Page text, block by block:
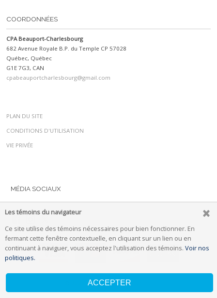
Les témoins du navigateur
Ce site utilise des témoins nécessaires pour bien fonctionner. En
fermant cette fenêtre contextuelle, en cliquant sur un lien ou en
continuant à naviguer, vous acceptez l'utilisation des témoins. Voir nos
politiques.
ACCEPTER
COORDONNÉES
CPA Beauport-Charlesbourg
682 Avenue Royale B.P. du Temple CP 57028
Québec, Québec
G1E 7G3, CAN
cpabeauportcharlesbourg@gmail.com
PLAN DU SITE
CONDITIONS D'UTILISATION
VIE PRIVÉE
MÉDIA SOCIAUX
© 2026 propulsé parUplifter Inc.